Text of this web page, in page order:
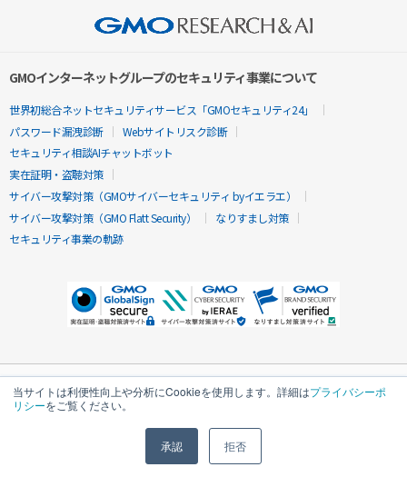
当サイトは利便性向上や分析にCookieを使用します。詳細はプライバシーポ
リシーをご覧ください。
承認 拒否
GMOインターネットグループのセキュリティ事業について
世界初総合ネットセキュリティサービス「GMOセキュリティ24」
パスワード漏洩診断
Webサイトリスク診断
セキュリティ相談AIチャットボット
実在証明・盗聴対策
サイバー攻撃対策（GMOサイバーセキュリティ byイエラエ）
サイバー攻撃対策（GMO Flatt Security）
なりすまし対策
セキュリティ事業の軌跡